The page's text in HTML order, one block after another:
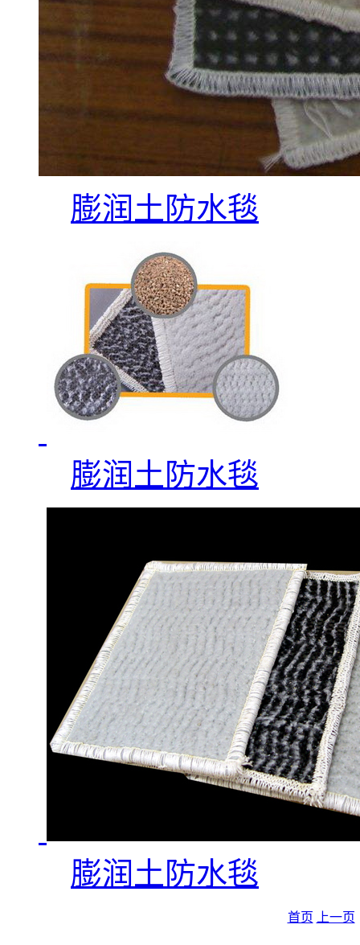
膨润土防水毯
膨润土防水毯
膨润土防水毯
首页 上一页